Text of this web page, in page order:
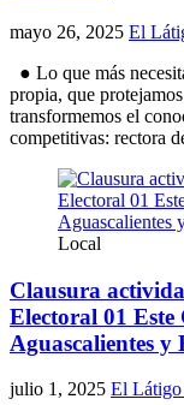
mayo 26, 2025 El
● Lo que más
propia, que
transformemos el
competitivas: rectora
Local
Clausura
Electoral 01 Este
Aguascalientes y
julio 1, 2025 El